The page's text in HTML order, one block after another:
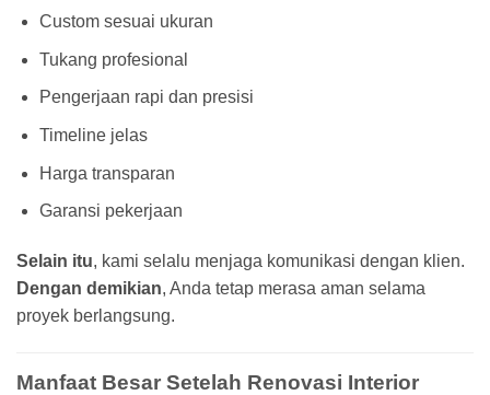
Custom sesuai ukuran
Tukang profesional
Pengerjaan rapi dan presisi
Timeline jelas
Harga transparan
Garansi pekerjaan
Selain itu, kami selalu menjaga komunikasi dengan klien.
Dengan demikian, Anda tetap merasa aman selama
proyek berlangsung.
Manfaat Besar Setelah Renovasi Interior